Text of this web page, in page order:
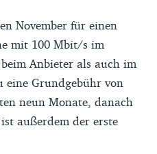
November für einen
mit 100 Mbit/s im
Anbieter als auch im
eine Grundgebühr von
neun Monate, danach
außerdem der erste